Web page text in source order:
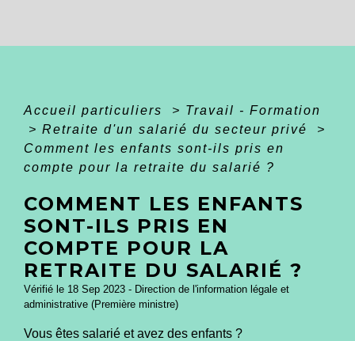
Accueil particuliers > Travail - Formation
> Retraite d'un salarié du secteur privé
>
Comment les enfants sont-ils pris en
compte pour la retraite du salarié ?
COMMENT LES ENFANTS
SONT-ILS PRIS EN
COMPTE POUR LA
RETRAITE DU SALARIÉ ?
Vérifié le 18 Sep 2023 - Direction de l'information légale et
administrative (Première ministre)
Vous êtes salarié et avez des enfants ?